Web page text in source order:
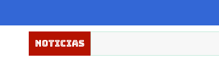
Noticias